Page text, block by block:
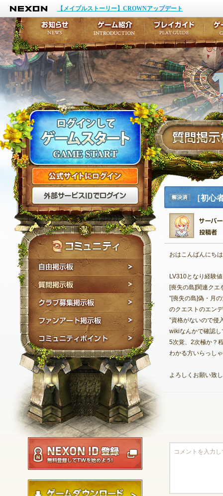
NEXON
【メイプルストーリー】CROWNアップデート
公式サイトにログイン
質問掲示板
クラブ募集掲示板
ファンアート掲示板
コミュニティポイン
NEXON ID登録
解決済
み
［初心
おはこんばんにちは
LV310となり経験
[喪失の島]関連クエ
”[喪失の島]偽・月
のクエストのエン
”資格がないので侵
wikiなんかで確認
5次覚、2次極か？
わかる方いらっし
よろしくお願い致
お知らせ
イベント
アップデート
メンテナンス
ゲーム紹介
キャラクター作成
テイルズ初級者講座
ここだけは知ってお